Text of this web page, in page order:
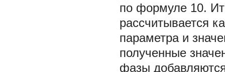
по формуле 10.
рассчитывается
параметра и
полученные
фазы